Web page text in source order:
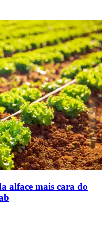
alface mais cara do